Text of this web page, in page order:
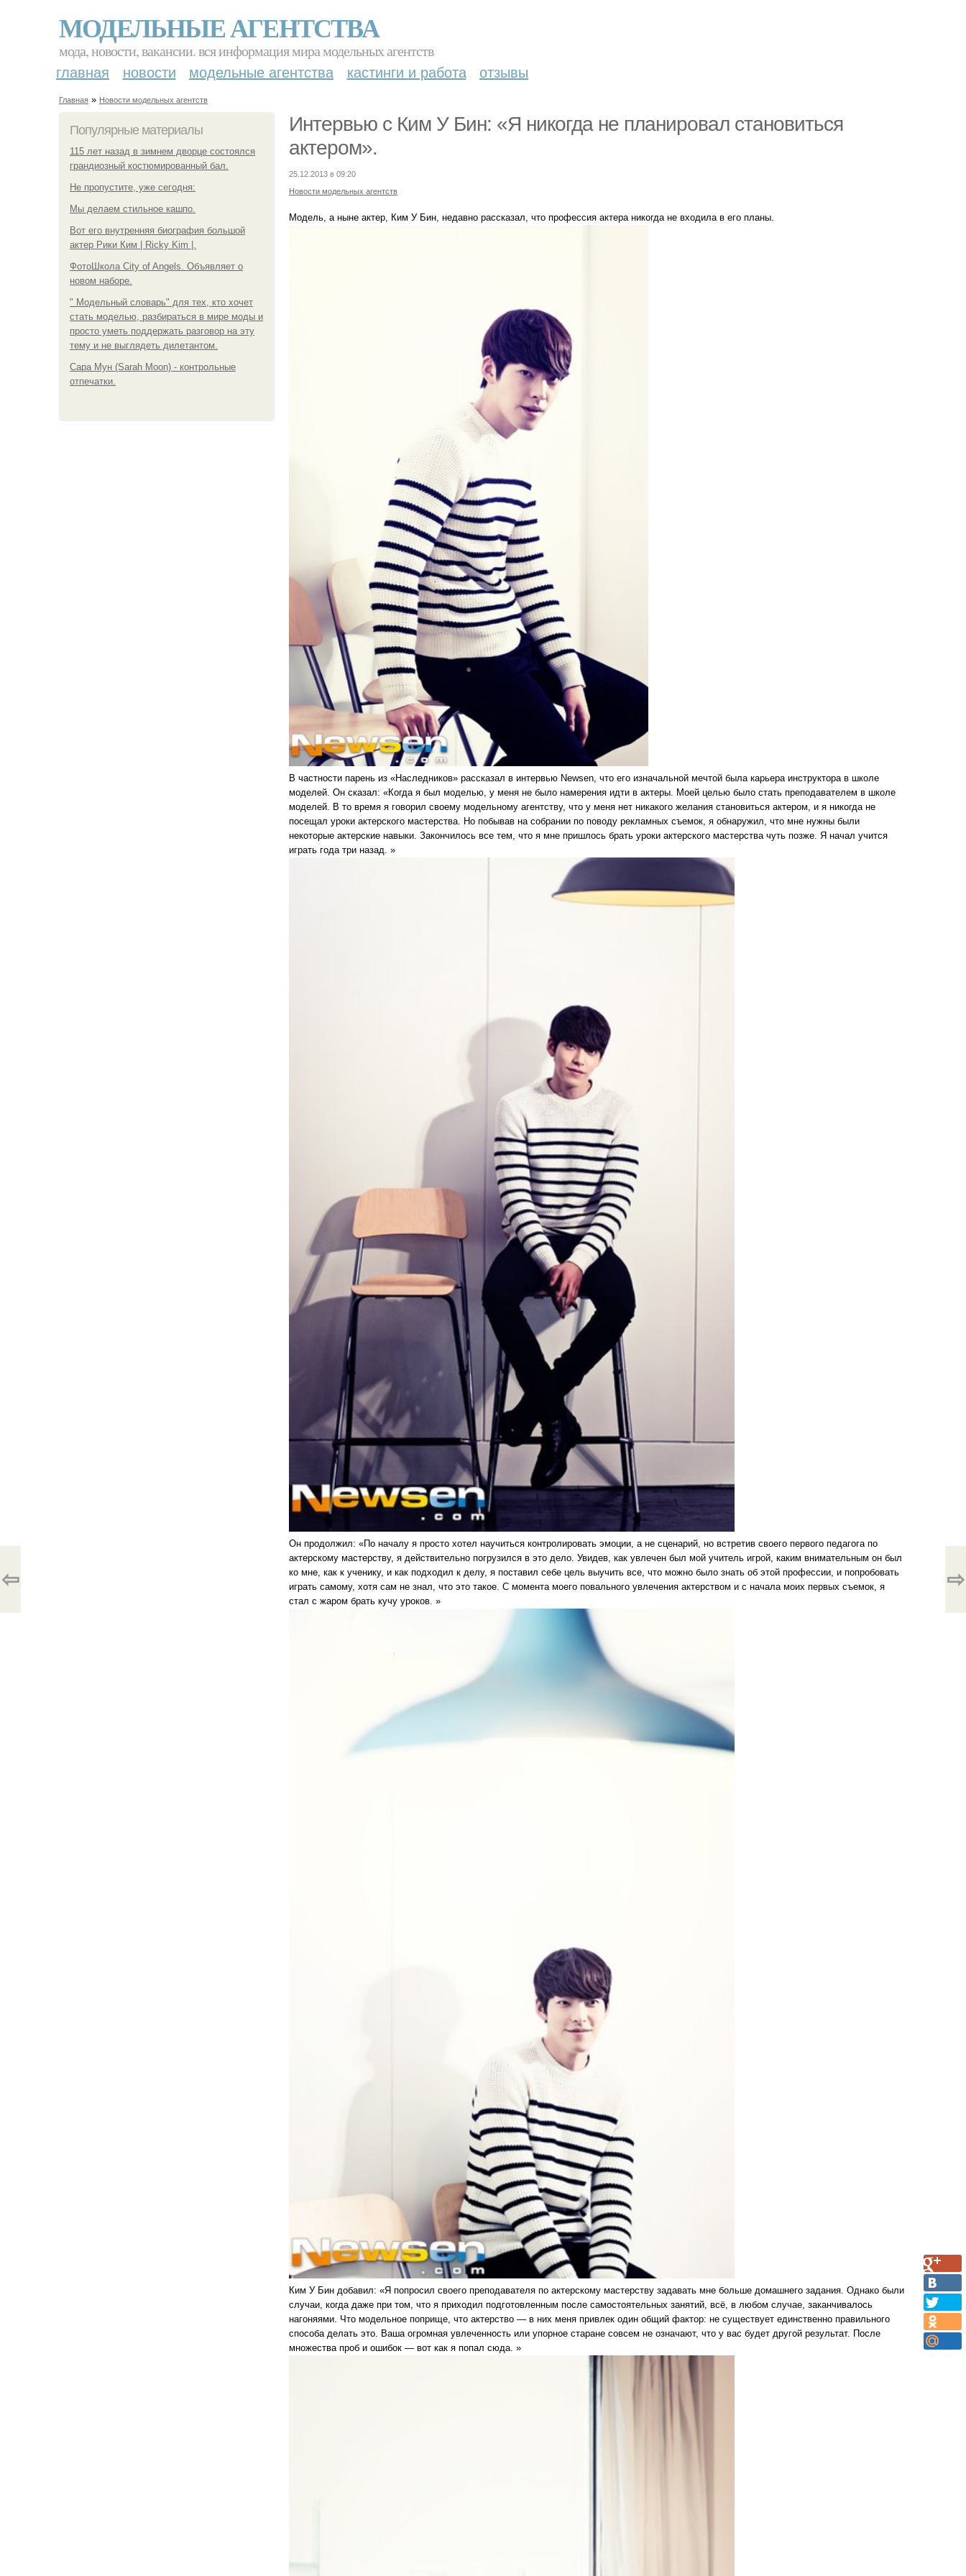
МОДЕЛЬНЫЕ АГЕНТСТВА
мода, новости, вакансии. вся информация мира модельных агентств
главная новости модельные агентства кастинги и работа отзывы
Главная » Новости модельных агентств
Популярные материалы
115 лет назад в зимнем дворце состоялся
грандиозный костюмированный бал.
Не пропустите, уже сегодня:
Мы делаем стильное кашпо.
Вот его внутренняя биография большой
актер Рики Ким | Ricky Kim |.
ФотоШкола City of Angels. Объявляет о
новом наборе.
" Модельный словарь" для тех, кто хочет
стать моделью, разбираться в мире моды и
просто уметь поддержать разговор на эту
тему и не выглядеть дилетантом.
Сара Мун (Sarah Moon) - контрольные
отпечатки.
Интервью с Ким У Бин: «Я никогда не планировал становиться
актером».
25.12.2013 в 09:20
Новости модельных агентств
Модель, а ныне актер, Ким У Бин, недавно рассказал, что профессия актера никогда не входила в его планы.
В частности парень из «Наследников» рассказал в интервью Newsen, что его изначальной мечтой была карьера инструктора в школе
моделей. Он сказал: «Когда я был моделью, у меня не было намерения идти в актеры. Моей целью было стать преподавателем в школе
моделей. В то время я говорил своему модельному агентству, что у меня нет никакого желания становиться актером, и я никогда не
посещал уроки актерского мастерства. Но побывав на собрании по поводу рекламных съемок, я обнаружил, что мне нужны были
некоторые актерские навыки. Закончилось все тем, что я мне пришлось брать уроки актерского мастерства чуть позже. Я начал учится
играть года три назад. »
Он продолжил: «По началу я просто хотел научиться контролировать эмоции, а не сценарий, но встретив своего первого педагога по
актерскому мастерству, я действительно погрузился в это дело. Увидев, как увлечен был мой учитель игрой, каким внимательным он был
ко мне, как к ученику, и как подходил к делу, я поставил себе цель выучить все, что можно было знать об этой профессии, и попробовать
играть самому, хотя сам не знал, что это такое. С момента моего повального увлечения актерством и с начала моих первых съемок, я
стал с жаром брать кучу уроков. »
Ким У Бин добавил: «Я попросил своего преподавателя по актерскому мастерству задавать мне больше домашнего задания. Однако были
случаи, когда даже при том, что я приходил подготовленным после самостоятельных занятий, всё, в любом случае, заканчивалось
нагоняями. Что модельное поприще, что актерство — в них меня привлек один общий фактор: не существует единственно правильного
способа делать это. Ваша огромная увлеченность или упорное старане совсем не означают, что у вас будет другой результат. После
множества проб и ошибок — вот как я попал сюда. »
⇦ ⇨